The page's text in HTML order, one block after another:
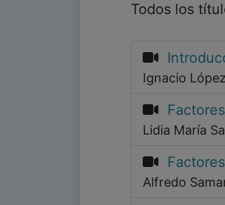
Todos los
Ignacio
Lidia María
Alfredo